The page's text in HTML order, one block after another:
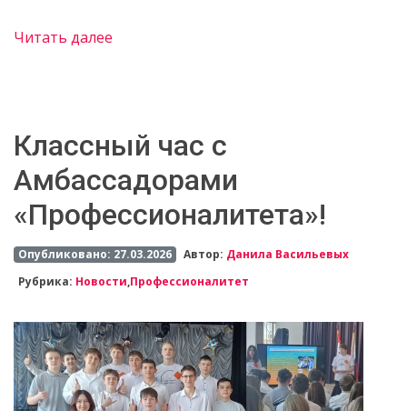
Читать далее
Классный час с
Амбассадорами
«Профессионалитета»!
Опубликовано: 27.03.2026 Автор: Данила Васильевых
Рубрика: Новости,Профессионалитет